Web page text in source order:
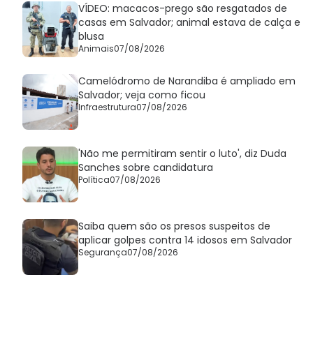
VÍDEO: macacos-prego são resgatados de
casas em Salvador; animal estava de calça e
blusa
Animais07/08/2026
Camelódromo de Narandiba é ampliado em
Salvador; veja como ficou
Infraestrutura07/08/2026
'Não me permitiram sentir o luto', diz Duda
Sanches sobre candidatura
Política07/08/2026
Saiba quem são os presos suspeitos de
aplicar golpes contra 14 idosos em Salvador
Segurança07/08/2026